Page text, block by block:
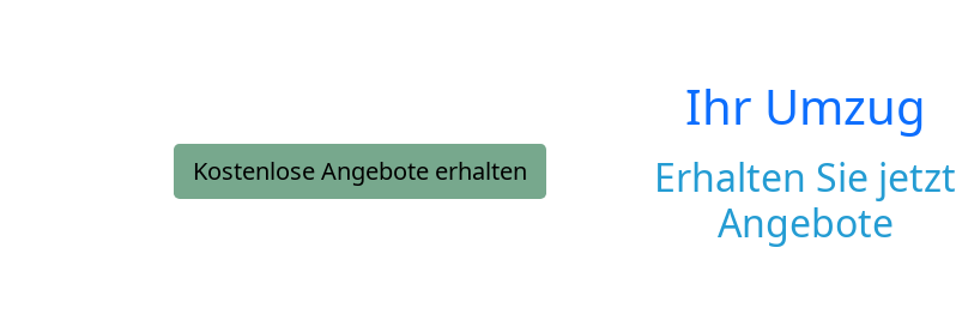
Kostenlose Angebote erhalten
Ihr Umzug
Erhalten Sie jetzt
Angebote